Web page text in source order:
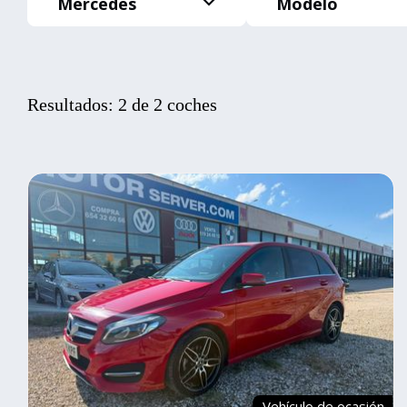
Resultados: 2 de 2 coches